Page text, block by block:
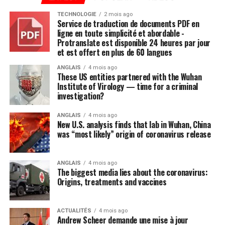
C’est pourquoi le premier ministre Trudeau a parlé de «
gains nets » cette semaine en évoquant le résultat du
nouvel ALENA. Et c’est pourquoi aussi Chrystia Freeland
a osé exprimer un fait révélateur de la situation dans
laquelle se trouvait le Canada :
Je veux souligner
l’importance pour notre pays d’avoir un accord que, en
même temps, Nancy Pelosi et Donald Trump appuient.
Un accord qui est appuyé par les démocrates et les
républicains. C’est une très bonne chose pour notre
pays, a-t-elle dit. Pour moi, c’était la cible la plus
importante.
Par ces mots, la vice-première ministre du Canada nous
dit qu’il fallait à tout prix et absolument conclure une
entente avec les Américains et les Mexicains pour en
arriver à la ratification de l’accord au Congrès américain
puis au Parlement canadien. On comprend bien que les
TECHNOLOGIE 2 mois ago
Service de traduction de documents PDF en
ligne en toute simplicité et abordable -
Protranslate est disponible 24 heures par jour
et est offert en plus de 60 langues
ANGLAIS 4 mois ago
These US entities partnered with the Wuhan
Institute of Virology — time for a criminal
investigation?
ANGLAIS 4 mois ago
New U.S. analysis finds that lab in Wuhan, China
was “most likely” origin of coronavirus release
ANGLAIS 4 mois ago
The biggest media lies about the coronavirus:
Origins, treatments and vaccines
ACTUALITÉS 4 mois ago
Andrew Scheer demande une mise à jour